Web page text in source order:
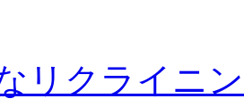
リクライニ